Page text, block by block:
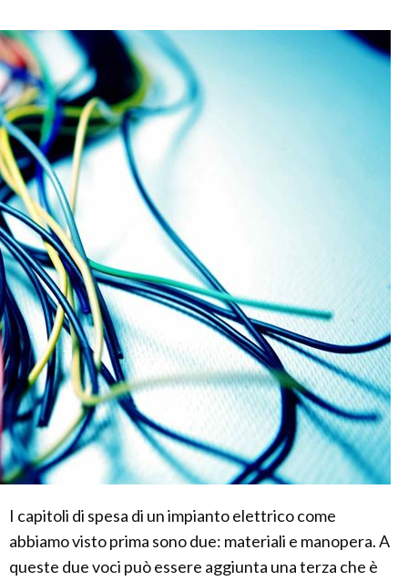
I capitoli di spesa di un impianto elettrico come
abbiamo visto prima sono due: materiali e manopera. A
queste due voci può essere aggiunta una terza che è